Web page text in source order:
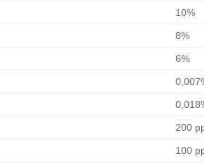
10%
8%
6%
200
100